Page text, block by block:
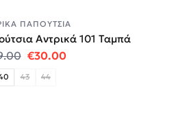
ΠΑΠΟΎΤΣΙΑ
Αντρικά 101 Ταμπά
Original price was: €69.00.
€30.00Η τρέχουσα τιμή
43 44